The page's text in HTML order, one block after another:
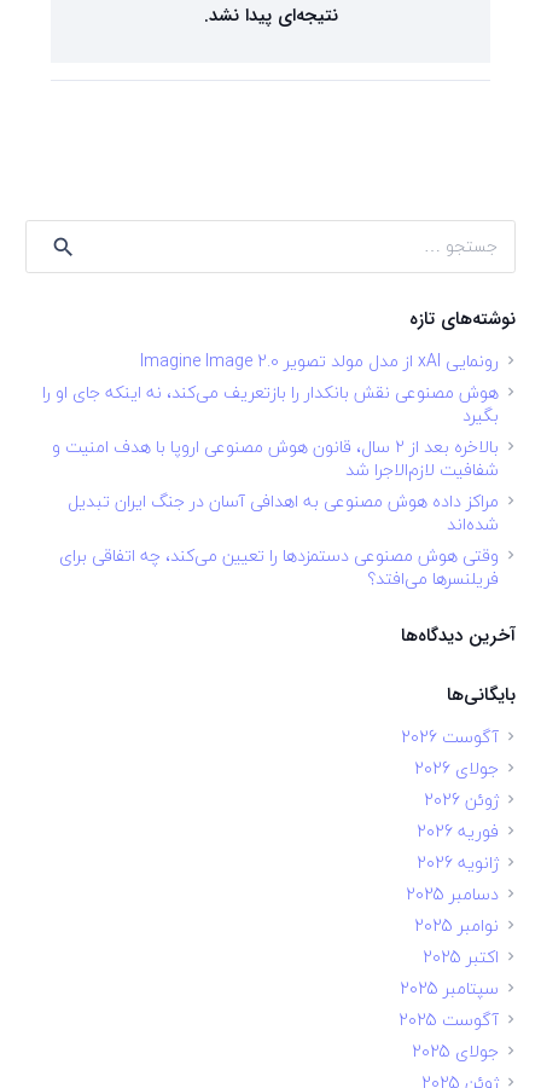
نتیجه‌ای پیدا نشد.
جستجو
برای:
نوشته‌های تازه
رونمایی xAI از مدل مولد تصویر Imagine Image 2.0
هوش مصنوعی نقش بانکدار را بازتعریف می‌کند، نه اینکه جای او را
بگیرد
بالاخره بعد از ۲ سال، قانون هوش مصنوعی اروپا با هدف امنیت و
شفافیت لازم‌الاجرا شد
مراکز داده هوش مصنوعی به اهدافی آسان در جنگ ایران تبدیل
شده‌اند
وقتی هوش مصنوعی دستمزدها را تعیین می‌کند، چه اتفاقی برای
فریلنسرها می‌افتد؟
آخرین دیدگاه‌ها
بایگانی‌ها
آگوست 2026
جولای 2026
ژوئن 2026
فوریه 2026
ژانویه 2026
دسامبر 2025
نوامبر 2025
اکتبر 2025
سپتامبر 2025
آگوست 2025
جولای 2025